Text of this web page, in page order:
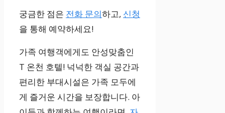
궁금한 점은 전화 문의하고, 신청
을 통해 예약하세요!
가족 여행객에게도 안성맞춤인
T 온천 호텔! 넉넉한 객실 공간과
편리한 부대시설은 가족 모두에
게 즐거운 시간을 보장합니다. 아